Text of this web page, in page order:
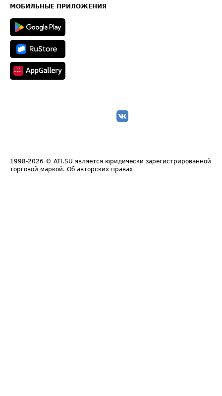
Техническая информация
МОБИЛЬНЫЕ ПРИЛОЖЕНИЯ
1998-2026 © ATI.SU является юридически зарегистрированной
торговой маркой. Об авторских правах